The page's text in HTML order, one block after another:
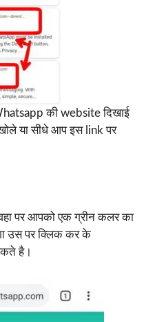
की website दिखाई
या सीधे आप इस link पर
पर आपको एक ग्रीन कलर का
उस पर क्लिक कर के
है।